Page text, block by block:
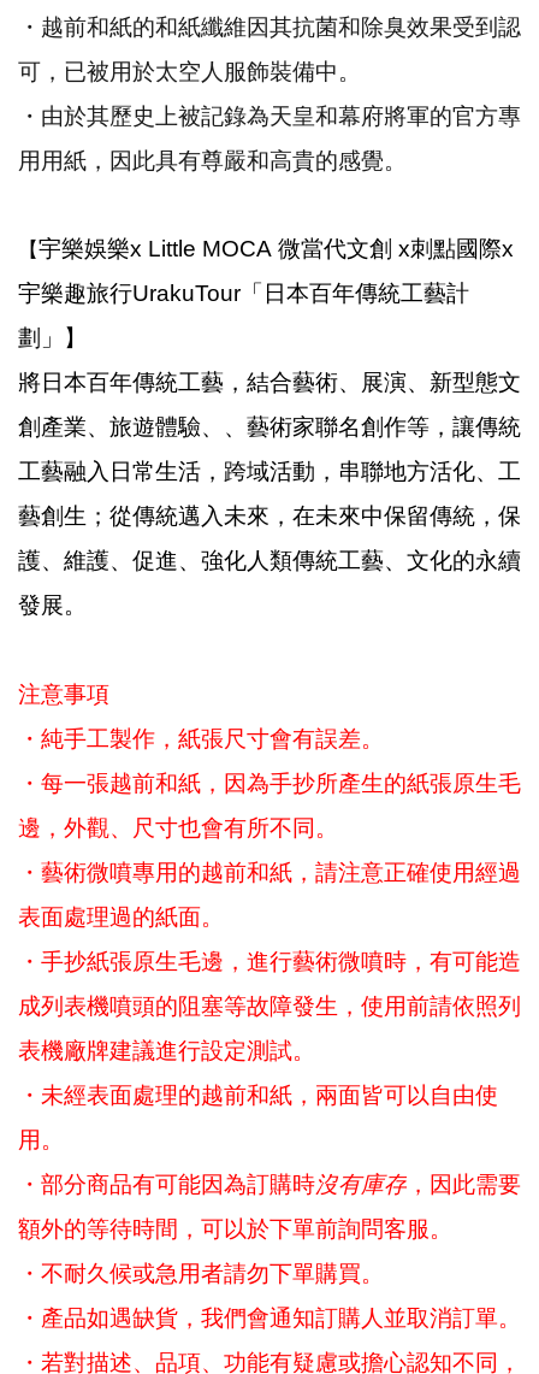
・越前和紙的和紙纖維因其抗菌和除臭效果受到認
可，已被用於太空人服飾裝備中。
・由於其歷史上被記錄為天皇和幕府將軍的官方專
用用紙，因此具有尊嚴和高貴的感覺。
【宇樂娛樂x Little MOCA 微當代文創 x刺點國際x
宇樂趣旅行UrakuTour 「日本百年傳統工藝計
劃」】
將日本百年傳統工藝，結合藝術、展演、新型態文
創產業、旅遊體驗、、藝術家聯名創作等，讓傳統
工藝融入日常生活，跨域活動，串聯地方活化、工
藝創生；從傳統邁入未來，在未來中保留傳統，保
護、維護、促進、強化人類傳統工藝、文化的永續
發展。
注意事項
・純手工製作，紙張尺寸會有誤差。
・每一張越前和紙，因為手抄所產生的紙張原生毛
邊，外觀、尺寸也會有所不同。
・藝術微噴專用的越前和紙，請注意正確使用經過
表面處理過的紙面。
・手抄紙張原生毛邊，進行藝術微噴時，有可能造
成列表機噴頭的阻塞等故障發生，使用前請依照列
表機廠牌建議進行設定測試。
・未經表面處理的越前和紙，兩面皆可以自由使
用。
・ 部分商品有可能因為訂購時沒有庫存 ，因此需要
額外的等待時間，可以於下單前詢問客服。
・不耐久候或急用者請勿下單購買。
・產品如遇缺貨，我們會通知訂購人並取消訂單。
・若對描述、品項、功能有疑慮或擔心認知不同，